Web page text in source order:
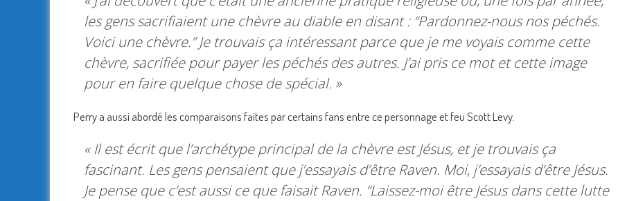
les gens sacrifiaient une chèvre au diable en disant : “Pardonnez-nous nos péchés.
Voici une chèvre.” Je trouvais ça intéressant parce que je me voyais comme cette
chèvre, sacrifiée pour payer les péchés des autres. J’ai pris ce mot et cette image
pour en faire quelque chose de spécial. »
Perry a aussi abordé les comparaisons faites par certains fans entre ce personnage et feu Scott Levy.
« Il est écrit que l’archétype principal de la chèvre est Jésus, et je trouvais ça
fascinant. Les gens pensaient que j’essayais d’être Raven. Moi, j’essayais d’être Jésus.
Je pense que c’est aussi ce que faisait Raven. “Laissez-moi être Jésus dans cette lutte